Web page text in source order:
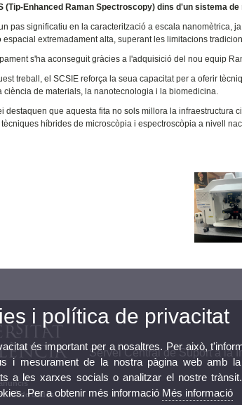
(Tip-Enhanced Raman Spectroscopy) dins d'un sistema
pas significatiu en la caracterització a escala nanomètrica,
espacial extremadament alta, superant les limitacions
s'ha aconseguit gràcies a l'adquisició del nou equip
treball, el SCSIE reforça la seua capacitat per a oferir
ciència de materials, la nanotecnologia i la biomedicina.
destaquen que aquesta fita no sols millora la infraestructura
híbrides de microscòpia i espectroscòpia a nivell
Servei Central de Suport a la
de dades
i política de privacitat
és important per a nosaltres. Per això,
i mesurament de la nostra pàgina web amb
a les xarxes socials o analitzar el nostre
Per a obtenir més informació Més informació